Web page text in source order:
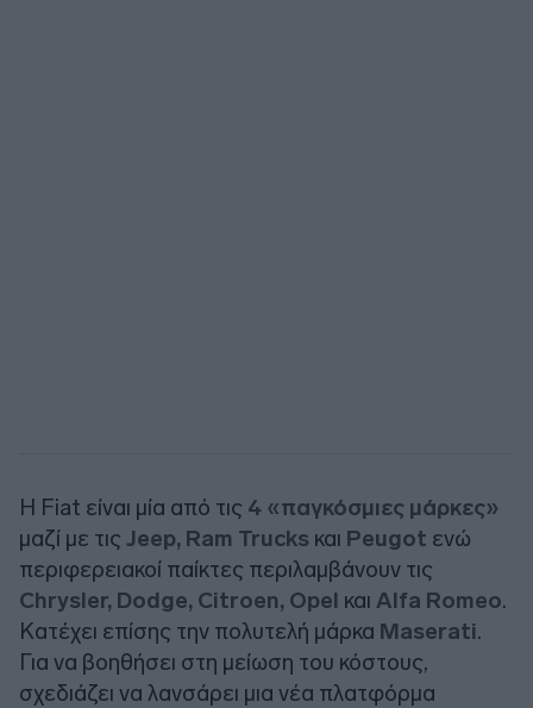
Η Fiat είναι μία από τις 4 «παγκόσμιες μάρκες»
μαζί με τις Jeep, Ram Trucks και Peugot ενώ
περιφερειακοί παίκτες περιλαμβάνουν τις
Chrysler, Dodge, Citroen, Opel και Alfa Romeo.
Κατέχει επίσης την πολυτελή μάρκα Maserati.
Για να βοηθήσει στη μείωση του κόστους,
σχεδιάζει να λανσάρει μια νέα πλατφόρμα